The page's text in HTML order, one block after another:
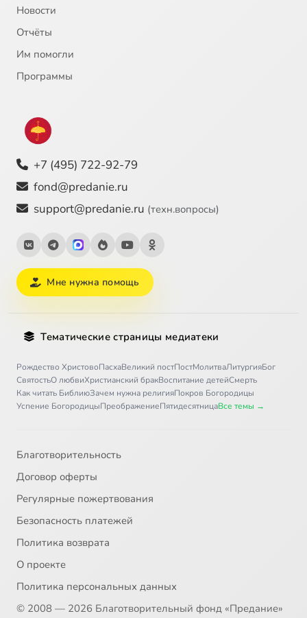
Новости
Отчёты
Им помогли
Программы
+7 (495) 722-92-79
fond@predanie.ru
support@predanie.ru (техн.вопросы)
Мне нужна помощь
Тематические страницы медиатеки
Рождество ХристовоПасхаВеликий постПостМолитваЛитургияБог
СвятостьО любвиХристианский бракВоспитание детейСмерть
Как читать БиблиюЗачем нужна религияПокров Богородицы
Успение БогородицыПреображениеПятидесятницаВсе темы →
Благотворительность
Договор оферты
Регулярные пожертвования
Безопасность платежей
Политика возврата
О проекте
Политика персональных данных
© 2008 — 2026 Благотворительный фонд «Предание»